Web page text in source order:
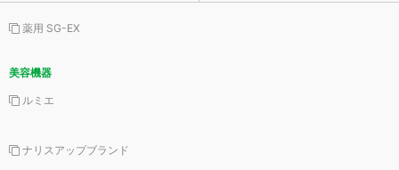
薬用 SG-EX
美容機器
ルミエ
ナリスアップブランド